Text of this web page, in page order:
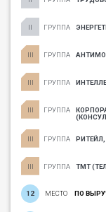
ГРУППА
ГРУППА
ГРУППА
ГРУППА
ГРУППА РИТЕЙЛ,
ГРУППА ТМТ
12 МЕСТО ПО